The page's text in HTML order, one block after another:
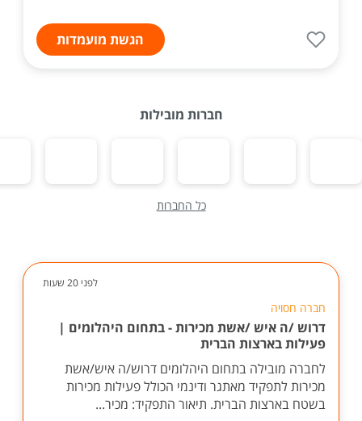
הגשת מועמדות
חברות מובילות
כל החברות
לפני 20 שעות
חברה חסויה
דרוש /ה איש /אשת מכירות - בתחום היהלומים |
פעילות בארצות הברית
לחברה מובילה בתחום היהלומים דרוש/ה איש/אשת
מכירות לתפקיד מאתגר ודינמי הכולל פעילות מכירות
בשטח בארצות הברית. תיאור התפקיד: מכיר...